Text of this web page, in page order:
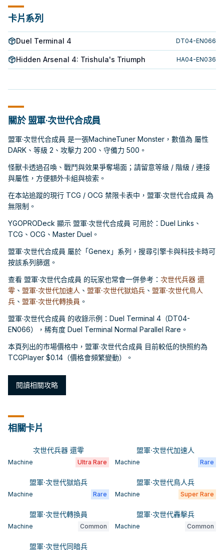
卡片系列
Duel Terminal 4 DT04-EN066
Hidden Arsenal 4: Trishula's Triumph HA04-EN036
關於 盟軍·次世代合成員
盟軍·次世代合成員 是一張MachineTuner Monster，數值為 屬性
DARK、等級 2、攻擊力 200、守備力 500。
怪獸卡透過召喚、戰鬥與效果爭奪場面；請留意等級 / 階級 / 連接
與屬性，方便額外卡組與檢索。
在本站追蹤的現行 TCG / OCG 禁限卡表中，盟軍·次世代合成員 為
無限制。
YGOPRODeck 顯示 盟軍·次世代合成員 可用於：Duel Links、
TCG、OCG、Master Duel。
盟軍·次世代合成員 屬於「Genex」系列，搜尋引擎卡與科技卡時可
按該系列篩選。
查看 盟軍·次世代合成員 的玩家也常會一併參考： 次世代兵器 還
零 、 盟軍·次世代加速人 、 盟軍·次世代獄焰兵 、 盟軍·次世代鳥人
兵 、 盟軍·次世代轉換員 。
盟軍·次世代合成員 的收錄示例：Duel Terminal 4（DT04-
EN066），稀有度 Duel Terminal Normal Parallel Rare。
本頁列出的市場價格中，盟軍·次世代合成員 目前較低的快照約為
TCGPlayer $0.14（價格會頻繁變動）。
閱讀相關攻略
相關卡片
次世代兵器 還零
Machine Ultra Rare
盟軍·次世代加速人
Machine Rare
盟軍·次世代獄焰兵
Machine Rare
盟軍·次世代鳥人兵
Machine Super Rare
盟軍·次世代轉換員
Machine Common
盟軍·次世代轟擊兵
Machine Common
盟軍·次世代同暗兵